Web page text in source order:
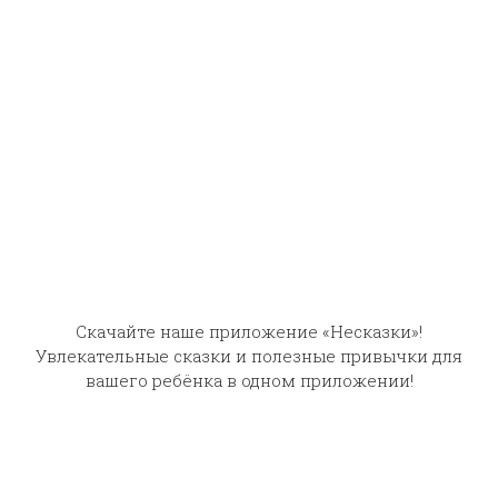
Скачайте наше приложение «Несказки»!
Увлекательные сказки и полезные привычки для
вашего ребёнка в одном приложении!